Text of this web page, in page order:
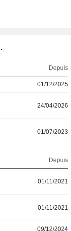
Depuis
01/12/2025
24/04/2026
01/07/2023
Depuis
01/11/2021
01/11/2021
09/12/2024